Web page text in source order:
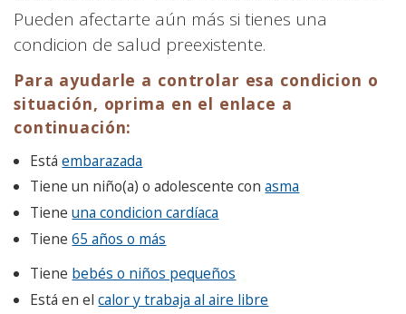
Pueden afectarte aún más si tienes una
condicion de salud preexistente.
Para ayudarle a controlar esa condicion o
situación, oprima en el enlace a
continuación:
Estáembarazada
Tiene un niño(a) o adolescente conasma
Tieneuna condicion cardíaca
Tiene65 años o más
Tiene bebés o niños pequeños
Está en elcalor y trabaja al aire libre